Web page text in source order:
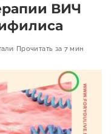
ВИЧ
Прочитать за 7 мин